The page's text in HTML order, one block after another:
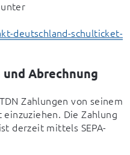
deutschland-schulticket-
Abrechnung
Zahlungen von seinem
Die Zahlung
derzeit mittels SEPA-